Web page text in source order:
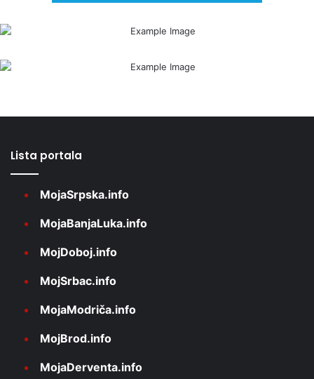
Lista portala
MojaSrpska.info
MojaBanjaLuka.info
MojDoboj.info
MojSrbac.info
MojaModriča.info
MojBrod.info
MojaDerventa.info